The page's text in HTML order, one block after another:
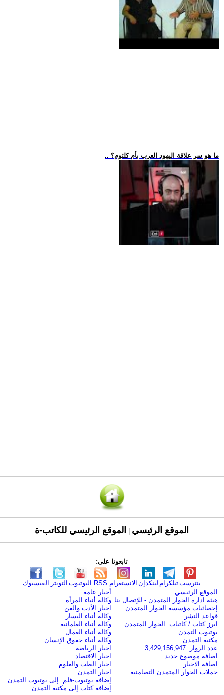
.. ما هو سر علاقة اليهود العرب بأم كلثوم؟
الموقع الرئيسي الموقع الرئيسي للكاتب-ة
تابعونا على:
الفيسبوك التويتر اليوتيوب RSS الانستغرام لينكدإن تيلكرامبنترست
الموقع الرئيسي
هيئة ادارة الحوار المتمدن - للإتصال بنا
إحصائيات مؤسسة الحوار المتمدن
قواعد النشر
ابرز كتاب / كاتبات الحوار المتمدن
يوتيوب التمدن
مكتبة التمدن
عدد الزوار: 3,429,156,947
اضافة موضوع جديد
اضافة الاخبار
حملات الحوار المتمدن التضامنية
أخبار عامة
وكالة أنباء المرأة
اخبار الأدب والفن
وكالة أنباء اليسار
وكالة أنباء العلمانية
وكالة أنباء العمال
وكالة أنباء حقوق الإنسان
اخبار الرياضة
اخبار الاقتصاد
اخبار الطب والعلوم
اخبار التمدن
إضافة يوتيوب-فلم إلى يوتيوب التمدن
إضافة كتاب إلى مكتبة التمدن